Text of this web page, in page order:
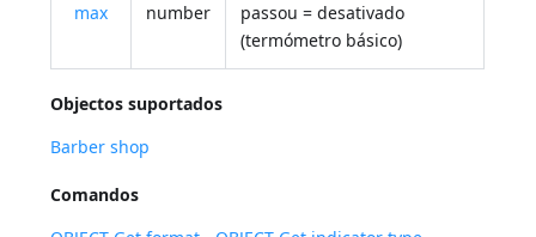
max number
passou = desativado
(termómetro básico)
Objectos suportados
Barber shop
Comandos